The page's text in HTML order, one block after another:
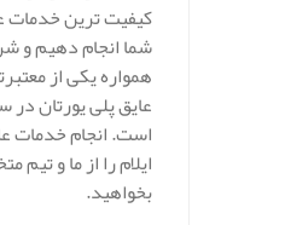
کیفیت ترین خدمات
شما انجام دهیم و
همواره یکی از
عایق پلی یورتان
است. انجام خدمات
ایلام را از ما و
بخواهید.